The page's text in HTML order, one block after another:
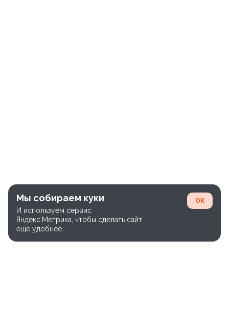
Мы собираем куки
И используем сервис
Яндекс.Метрика, чтобы сделать сайт
еще удобнее.
OK